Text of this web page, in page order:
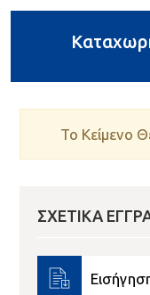
Το Κείμενο
ΣΧΕΤΙΚΆ